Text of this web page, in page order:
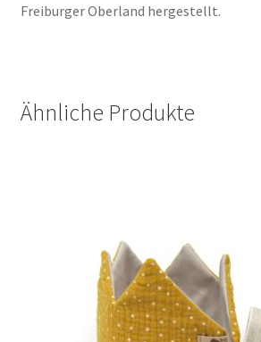
Freiburger Oberland hergestellt.
Ähnliche Produkte